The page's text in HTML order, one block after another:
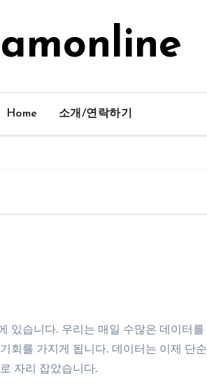
Home 소개/연락하기
있습니다. 우리는 매일 수많은 데이터를
회를 가지게 됩니다. 데이터는 이제 단순
자리 잡았습니다.